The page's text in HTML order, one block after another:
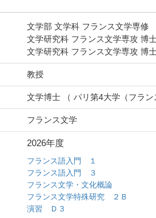
文学部 文学科 フランス文学専修
文学研究科 フランス文学専攻 博
文学研究科 フランス文学専攻 博
教授
文学博士 （ パリ第4大学（フラン
フランス文学
2026年度
フランス語入門 １
フランス語入門 ３
フランス文学・文化概論
フランス文学特殊研究 ２Ｂ
演習 Ｄ３